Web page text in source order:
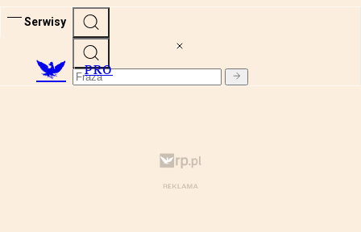
Serwisy
PRO